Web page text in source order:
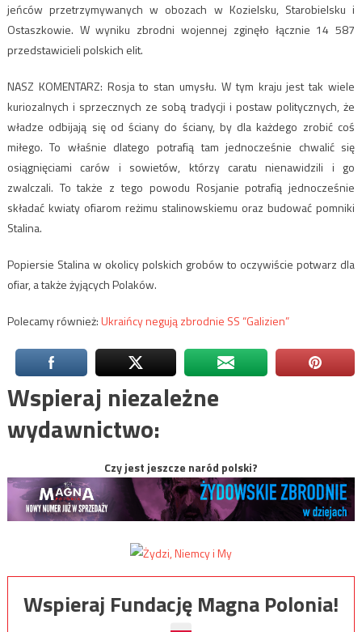
jeńców przetrzymywanych w obozach w Kozielsku, Starobielsku i
Ostaszkowie. W wyniku zbrodni wojennej zginęło łącznie 14 587
przedstawicieli polskich elit.
NASZ KOMENTARZ: Rosja to stan umysłu. W tym kraju jest tak wiele
kuriozalnych i sprzecznych ze sobą tradycji i postaw politycznych, że
władze odbijają się od ściany do ściany, by dla każdego zrobić coś
miłego. To właśnie dlatego potrafią tam jednocześnie chwalić się
osiągnięciami carów i sowietów, którzy caratu nienawidzili i go
zwalczali. To także z tego powodu Rosjanie potrafią jednocześnie
składać kwiaty ofiarom reżimu stalinowskiemu oraz budować pomniki
Stalina.
Popiersie Stalina w okolicy polskich grobów to oczywiście potwarz dla
ofiar, a także żyjących Polaków.
Polecamy również:Ukraińcy negują zbrodnie SS “Galizien”
Wspieraj niezależne
wydawnictwo:
Czy jest jeszcze naród polski?
Wspieraj Fundację Magna Polonia!